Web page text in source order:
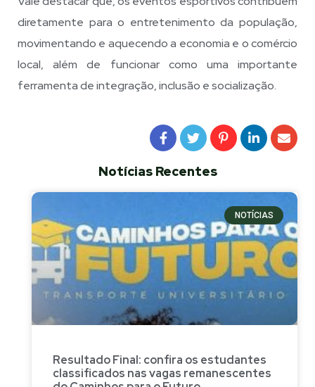
diretamente para o entretenimento da população,
movimentando e aquecendo a economia e o comércio
local, além de funcionar como uma importante
ferramenta de integração, inclusão e socialização.
Notícias Recentes
NOTÍCIAS
Resultado Final: confira os estudantes
classificados nas vagas remanescentes